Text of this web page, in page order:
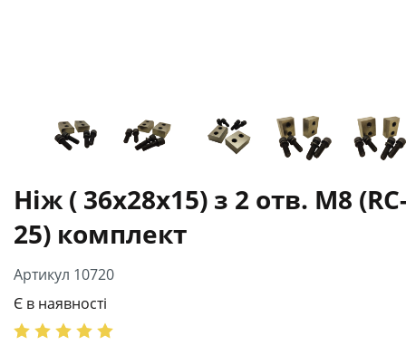
Ніж ( 36х28х15) з 2 отв. М8
25) комплект
Артикул 10720
Є в наявності